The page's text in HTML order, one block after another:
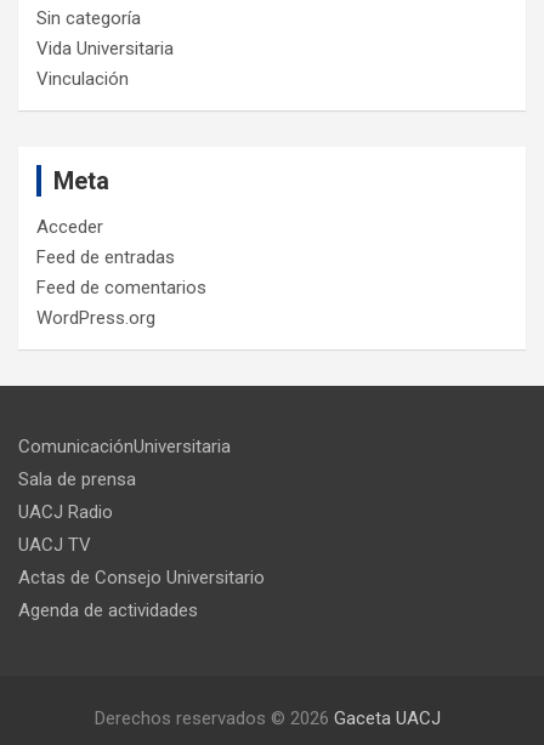
Sin categoría
Vida Universitaria
Vinculación
Meta
Acceder
Feed de entradas
Feed de comentarios
WordPress.org
ComunicaciónUniversitaria
Sala de prensa
UACJ Radio
UACJ TV
Actas de Consejo Universitario
Agenda de actividades
Derechos reservados © 2026 Gaceta UACJ